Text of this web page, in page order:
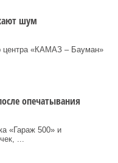
шум
центра «КАМАЗ – Бауман»
опечатывания
«Гараж 500» и
...